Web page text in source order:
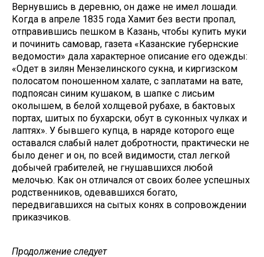
Вернувшись в деревню, он даже не имел лошади.
Когда в апреле 1835 года Хамит без вести пропал,
отправившись пешком в Казань, чтобы купить муки
и починить самовар, газета «Казанские губернские
ведомости» дала характерное описание его одежды:
«Одет в зилян Мензелинского сукна, и киргизском
полосатом поношенном халате, с заплатами на вате,
подпоясан синим кушаком, в шапке с лисьим
околышем, в белой холщевой рубахе, в бактовых
портах, шитых по бухарски, обут в суконных чулках и
лаптях». У бывшего купца, в наряде которого еще
оставался слабый налет добротности, практически не
было денег и он, по всей видимости, стал легкой
добычей грабителей, не гнушавшихся любой
мелочью. Как он отличался от своих более успешных
родственников, одевавшихся богато,
передвигавшихся на сытых конях в сопровождении
приказчиков.
Продолжение следует